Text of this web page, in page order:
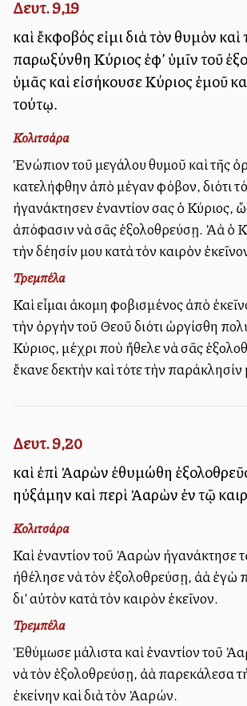
Δευτ. 9,19
καὶ ἔκφοβός εἰμι διὰ τὸν θυμὸν καὶ
παρωξύνθη Κύριος ἐφ’ ὑμῖν τοῦ
ὑμᾶς καὶ εἰσήκουσε Κύριος ἐμοῦ
τούτῳ.
Κολιτσάρα
Ἐνώπιον τοῦ μεγάλου θυμοῦ καὶ τῆς
κατελήφθην ἀπὸ μέγαν φόβον, διότι
ἠγανάκτησεν ἐναντίον σας ὁ Κύριος,
ἀπόφασιν νὰ σᾶς ἐξολοθρεύσῃ. Ἀλλὰ ὁ
τὴν δέησίν μου κατὰ τὸν καιρὸν
Τρεμπέλα
Καὶ εἶμαι ἀκομη φοβισμένος ἀπὸ
τὴν ὀργὴν τοῦ Θεοῦ διότι ὠργίσθη
Κύριος, μέχρι ποὺ ἤθελε νὰ σᾶς
ἔκανε δεκτὴν καὶ τότε τὴν
Δευτ. 9,20
καὶ ἐπὶ Ἀαρὼν ἐθυμώθη
ηὐξάμην καὶ περὶ Ἀαρὼν ἐν τῷ
Κολιτσάρα
Καὶ ἐναντίον τοῦ Ἀαρὼν ἠγανάκτησε
ἠθέλησε νὰ τὸν ἐξολοθρεύσῃ, ἀλλὰ
δι’ αὐτὸν κατὰ τὸν καιρὸν ἐκεῖνον.
Τρεμπέλα
Ἐθύμωσε μάλιστα καὶ ἐναντίον τοῦ
νὰ τὸν ἐξολοθρεύσῃ, ἀλλὰ παρεκάλεσα
ἐκείνην καὶ διὰ τὸν Ἀαρών.